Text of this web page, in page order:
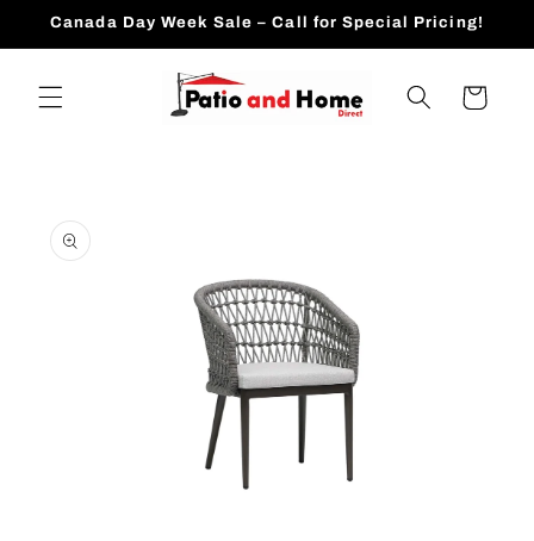
跳到内
Canada Day Week Sale – Call for Special Pricing!
物
跳至产
品信息